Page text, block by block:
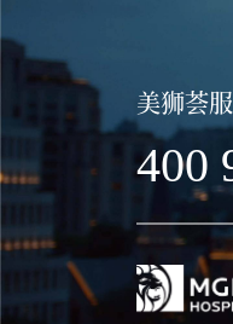
美狮荟
400